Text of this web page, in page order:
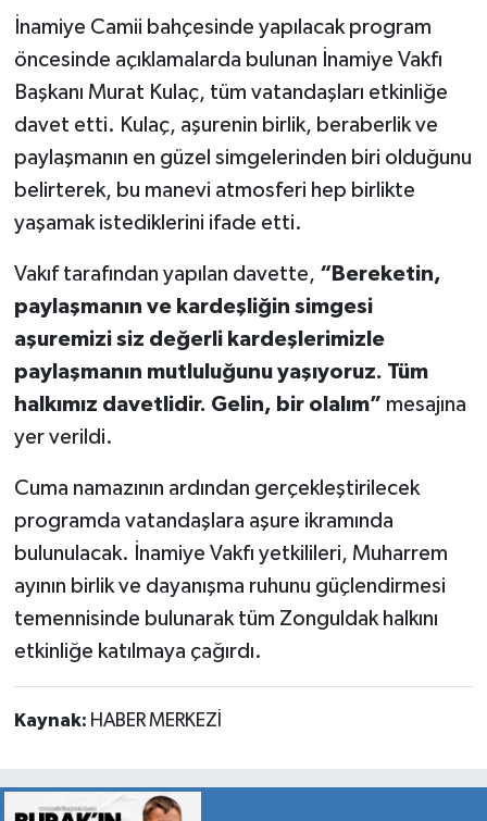
İnamiye Camii bahçesinde yapılacak program
öncesinde açıklamalarda bulunan İnamiye Vakfı
Başkanı Murat Kulaç, tüm vatandaşları etkinliğe
davet etti. Kulaç, aşurenin birlik, beraberlik ve
paylaşmanın en güzel simgelerinden biri olduğunu
belirterek, bu manevi atmosferi hep birlikte
yaşamak istediklerini ifade etti.
Vakıf tarafından yapılan davette, “Bereketin,
paylaşmanın ve kardeşliğin simgesi
aşuremizi siz değerli kardeşlerimizle
paylaşmanın mutluluğunu yaşıyoruz. Tüm
halkımız davetlidir. Gelin, bir olalım” mesajına
yer verildi.
Cuma namazının ardından gerçekleştirilecek
programda vatandaşlara aşure ikramında
bulunulacak. İnamiye Vakfı yetkilileri, Muharrem
ayının birlik ve dayanışma ruhunu güçlendirmesi
temennisinde bulunarak tüm Zonguldak halkını
etkinliğe katılmaya çağırdı.
Kaynak: HABER MERKEZİ